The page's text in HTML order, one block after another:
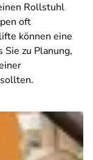
Rollstuhl
oft
können eine
zu Planung,